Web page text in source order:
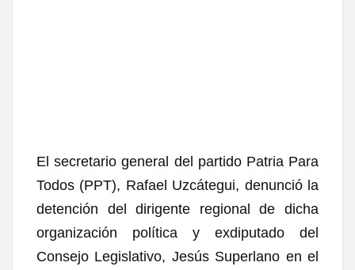
El secretario general del partido Patria Para
Todos (PPT), Rafael Uzcátegui, denunció la
detención del dirigente regional de dicha
organización política y exdiputado del
Consejo Legislativo, Jesús Superlano en el